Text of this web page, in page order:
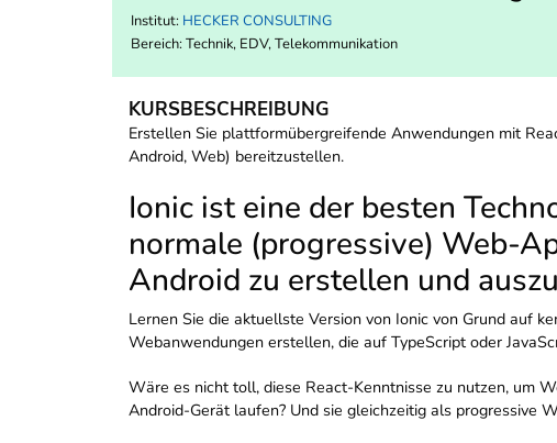
Institut: HECKER CONSULTING
Bereich: Technik, EDV, Telekommunikation
KURSBESCHREIBUNG
Erstellen Sie plattformübergreifende Anwendungen mit
Android, Web) bereitzustellen.
Ionic ist eine der besten
normale (progressive) Web-
Android zu erstellen und
Lernen Sie die aktuellste Version von Ionic von Grund auf
Webanwendungen erstellen, die auf TypeScript oder
Wäre es nicht toll, diese React-Kenntnisse zu nutzen, um
Android-Gerät laufen? Und sie gleichzeitig als progressive